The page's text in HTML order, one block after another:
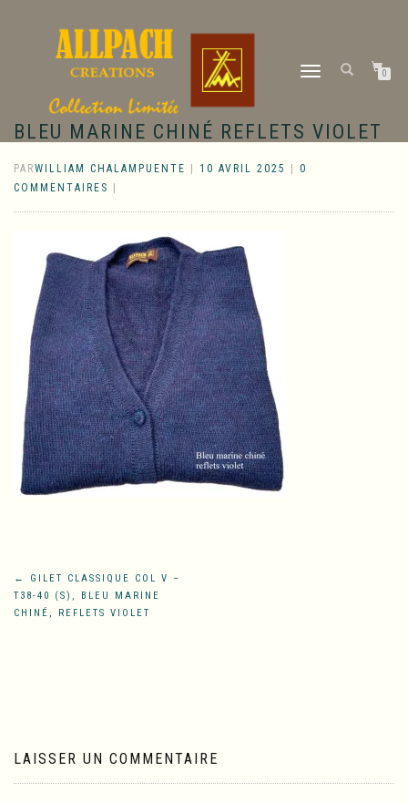
DÉPLIER
0
BLEU MARINE CHINÉ REFLETS VIOLET
PARWILLIAM CHALAMPUENTE 10 AVRIL 2025
0
COMMENTAIRES
Navigation
de
←
GILET CLASSIQUE COL V –
T38-40 (S), BLEU MARINE
CHINÉ, REFLETS VIOLET
LAISSER UN COMMENTAIRE